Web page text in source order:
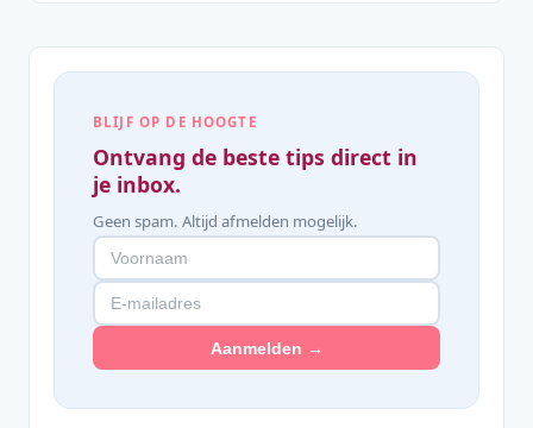
BLIJF OP DE HOOGTE
Ontvang de beste tips direct in
je inbox.
Geen spam. Altijd afmelden mogelijk.
Aanmelden →